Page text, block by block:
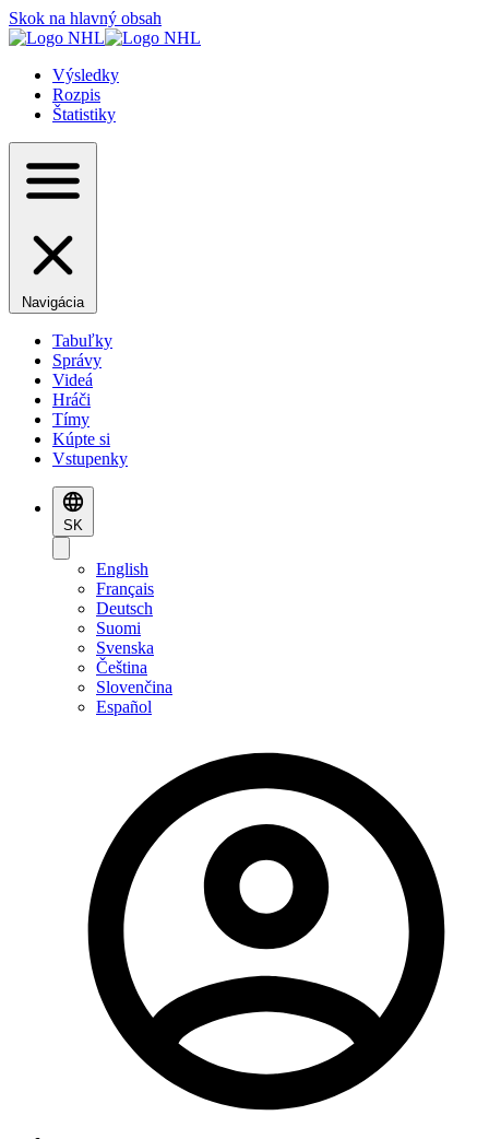
Skok na hlavný obsah
Výsledky
Rozpis
Štatistiky
Navigácia
Tabuľky
Správy
Videá
Hráči
Tímy
Kúpte si
Vstupenky
SK
English
Français
Deutsch
Suomi
Svenska
Čeština
Slovenčina
Español